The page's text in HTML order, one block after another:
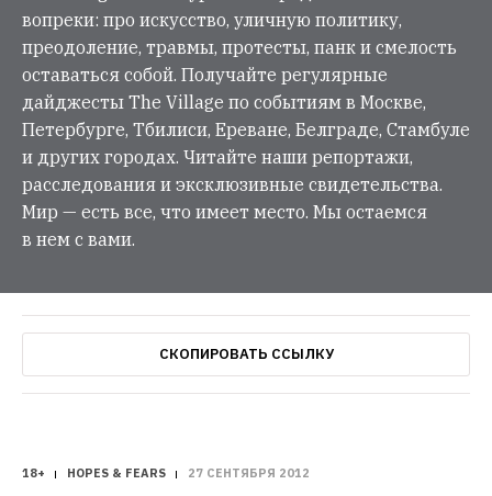
вопреки: про искусство, уличную политику,
преодоление, травмы, протесты, панк и смелость
оставаться собой. Получайте регулярные
дайджесты The Village по событиям в Москве,
Петербурге, Тбилиси, Ереване, Белграде, Стамбуле
и других городах. Читайте наши репортажи,
расследования и эксклюзивные свидетельства.
Мир — есть все, что имеет место. Мы остаемся
в нем с вами.
СКОПИРОВАТЬ ССЫЛКУ
18+ HOPES & FEARS 27 СЕНТЯБРЯ 2012